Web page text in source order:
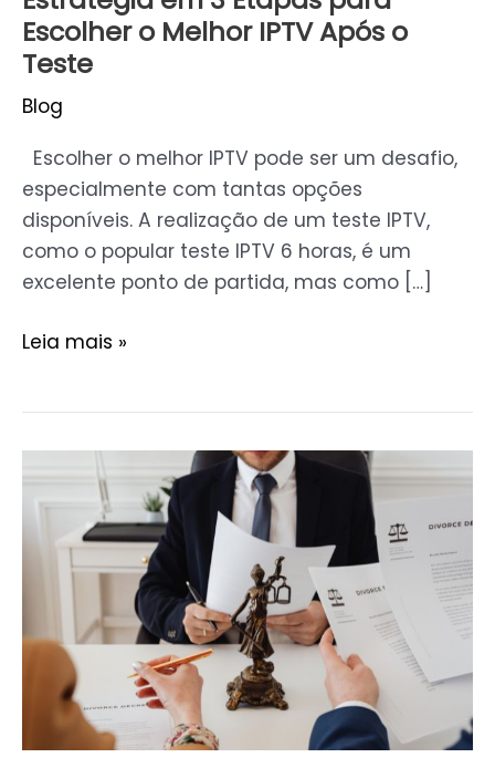
Escolher o Melhor IPTV Após o
Teste
Blog
Escolher o melhor IPTV pode ser um desafio,
especialmente com tantas opções
disponíveis. A realização de um teste IPTV,
como o popular teste IPTV 6 horas, é um
excelente ponto de partida, mas como […]
Teste
Leia mais »
de
Inventário
O
Você
Precisa